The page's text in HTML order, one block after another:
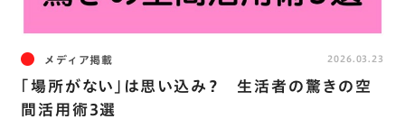
メディア掲載
｢場所がない｣は思い込み？ 生活者の驚きの空
間活用術3選
2026.03.23